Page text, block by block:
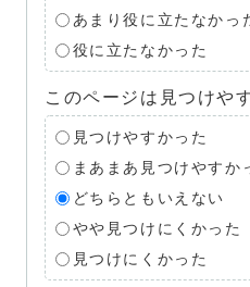
あまり役に立たなかっ
役に立たなかった
このページは見つけや
見つけやすかった
まあまあ見つけやすか
どちらともいえない
やや見つけにくかった
見つけにくかった